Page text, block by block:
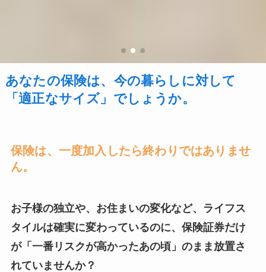
あなたの保険は、今の暮らしに対して
「適正なサイズ」でしょうか。
保険は、一度加入したら終わりではありませ
ん。
お子様の独立や、お住まいの変化など、ライフス
タイルは確実に変わっているのに、保険証券だけ
が「一番リスクが高かったあの頃」のまま放置さ
れていませんか？